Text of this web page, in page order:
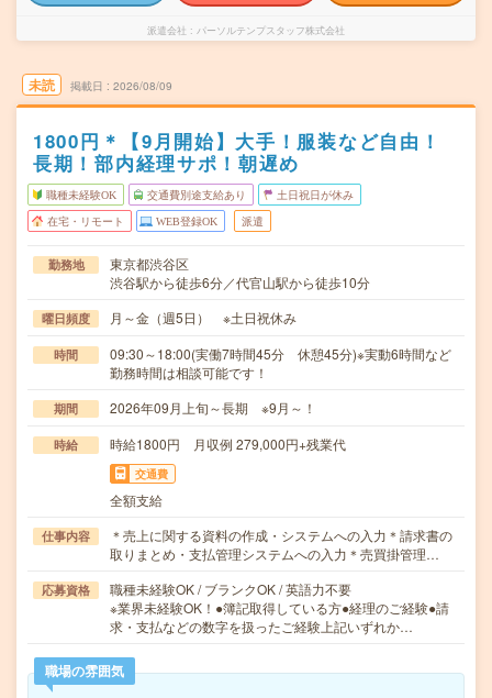
派遣会社 パーソルテンプスタッフ株式会社
未読 掲載日 2026/08/09
1800円＊【9月開始】大手！服装など自由！
長期！部内経理サポ！朝遅め
職種未経験OK 交通費別途支給あり 土日祝日が休み
在宅・リモート WEB登録OK 派遣
勤務地
東京都渋谷区
渋谷駅から徒歩6分／代官山駅から徒歩10分
曜日頻度 月～金（週5日） ※土日祝休み
時間
09:30～18:00(実働7時間45分 休憩45分)※実動6時間など
勤務時間は相談可能です！
期間 2026年09月上旬～長期 ※9月～！
時給 時給1800円 月収例 279,000円+残業代
交通費
全額支給
仕事内容
＊売上に関する資料の作成・システムへの入力＊請求書の
取りまとめ・支払管理システムへの入力＊売買掛管理…
応募資格
職種未経験OK / ブランクOK / 英語力不要
※業界未経験OK！●簿記取得している方●経理のご経験●請
求・支払などの数字を扱ったご経験上記いずれか…
職場の雰囲気